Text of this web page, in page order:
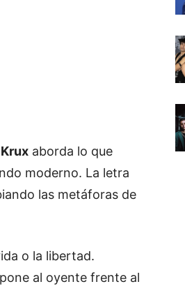
aborda lo que
moderno. La letra
las metáforas de
o la libertad.
al oyente frente al